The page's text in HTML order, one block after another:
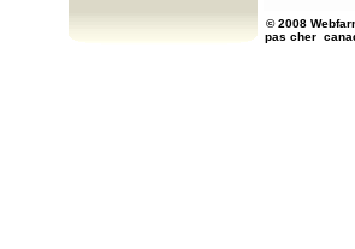
© 2008
pas cher